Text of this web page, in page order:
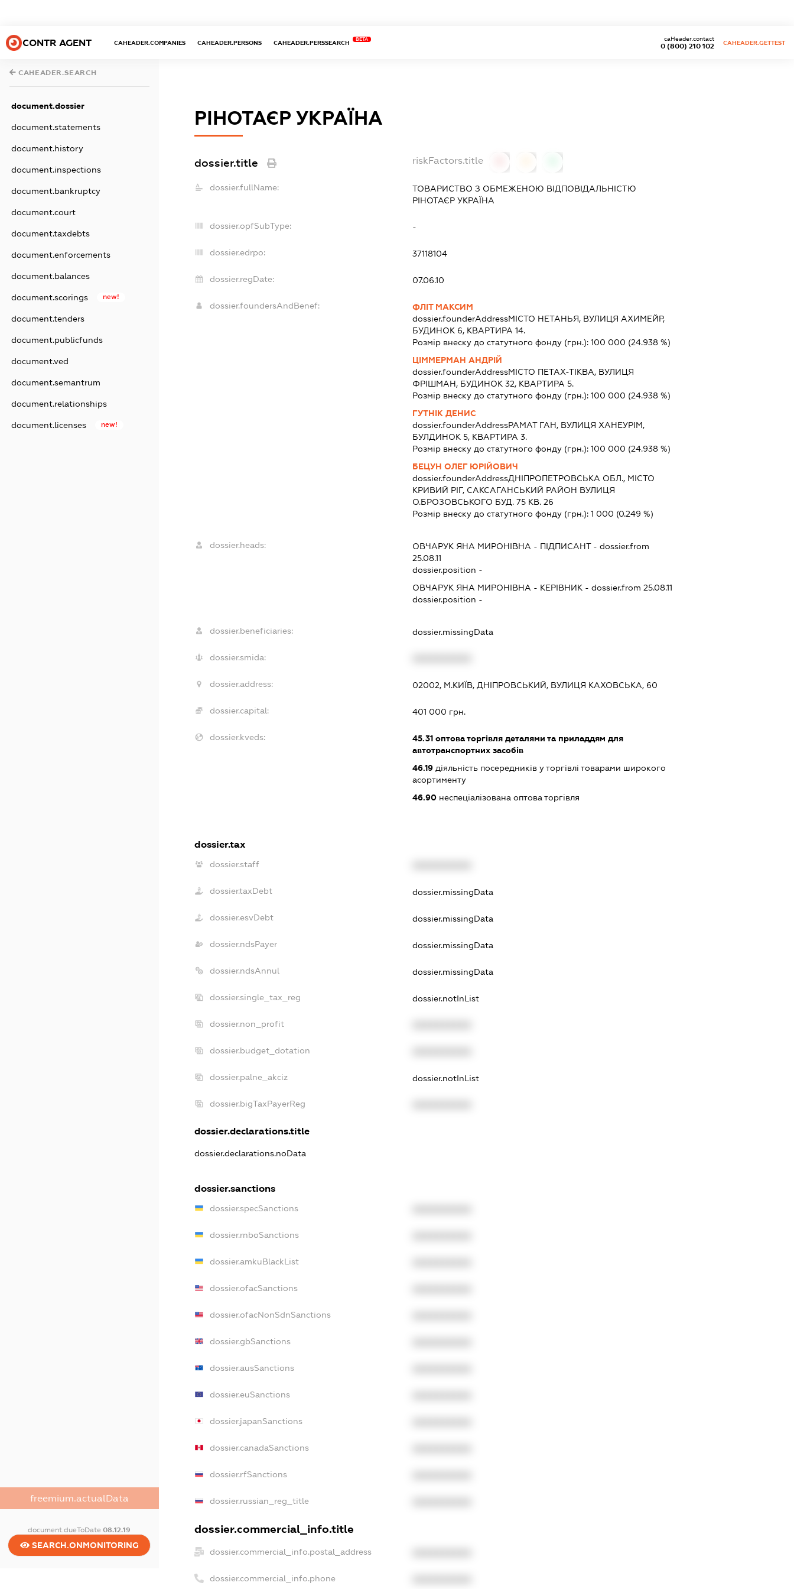
CONTR AGENT CAHEADER.COMPANIES CAHEADER.PERSONS CAHEADER.PERSSEARCH
BETA
0 (800) 210 102
caHeader.contact
CAHEADER.GETTEST
CAHEADER.SEARCH
document.dossier
document.statements
document.history
document.inspections
document.bankruptcy
document.court
document.taxdebts
document.enforcements
document.balances
document.scorings new!
document.tenders
document.publicfunds
document.ved
document.semantrum
document.relationships
document.licenses new!
freemium.actualData
document.dueToDate08.12.19
SEARCH.ONMONITORING
РІНОТАЄР УКРАЇНА
dossier.title riskFactors.title
dossier.fullName:
ТОВАРИСТВО З ОБМЕЖЕНОЮ ВІДПОВІДАЛЬНІСТЮ
РІНОТАЄР УКРАЇНА
dossier.opfSubType: -
dossier.edrpo: 37118104
dossier.regDate: 07.06.10
dossier.foundersAndBenef:
ФЛІТ МАКСИМ
dossier.founderAddressМІСТО НЕТАНЬЯ, ВУЛИЦЯ АХИМЕЙР,
БУДИНОК 6, КВАРТИРА 14.
Розмір внеску до статутного фонду (грн.):100 000 (24.938 %)
ЦІММЕРМАН АНДРІЙ
dossier.founderAddressМІСТО ПЕТАХ-ТІКВА, ВУЛИЦЯ
ФРІШМАН, БУДИНОК 32, КВАРТИРА 5.
Розмір внеску до статутного фонду (грн.):100 000 (24.938 %)
ГУТНІК ДЕНИС
dossier.founderAddressРАМАТ ГАН, ВУЛИЦЯ ХАНЕУРІМ,
БУЛДИНОК 5, КВАРТИРА 3.
Розмір внеску до статутного фонду (грн.):100 000 (24.938 %)
БЕЦУН ОЛЕГ ЮРІЙОВИЧ
dossier.founderAddressДНІПРОПЕТРОВСЬКА ОБЛ., МІСТО
КРИВИЙ РІГ, САКСАГАНСЬКИЙ РАЙОН ВУЛИЦЯ
О.БРОЗОВСЬКОГО БУД. 75 КВ. 26
Розмір внеску до статутного фонду (грн.):1 000 (0.249 %)
dossier.heads: ОВЧАРУК ЯНА МИРОНІВНА - ПІДПИСАНТ- dossier.from
25.08.11
dossier.position -
ОВЧАРУК ЯНА МИРОНІВНА - КЕРІВНИК - dossier.from 25.08.11
dossier.position -
dossier.beneficiaries: dossier.missingData
dossier.smida:
dossier.address: 02002, М.КИЇВ, ДНІПРОВСЬКИЙ, ВУЛИЦЯ КАХОВСЬКА, 60
dossier.capital: 401 000 грн.
dossier.kveds: 45.31 оптова торгівля деталями та приладдям для
автотранспортних засобів
46.19 діяльність посередників у торгівлі товарами широкого
асортименту
46.90 неспеціалізована оптова торгівля
dossier.tax
dossier.staff
dossier.taxDebt dossier.missingData
dossier.esvDebt dossier.missingData
dossier.ndsPayer dossier.missingData
dossier.ndsAnnul dossier.missingData
dossier.single_tax_reg dossier.notInList
dossier.non_profit
dossier.budget_dotation
dossier.palne_akciz dossier.notInList
dossier.bigTaxPayerReg
dossier.declarations.title
dossier.declarations.noData
dossier.sanctions
dossier.specSanctions
dossier.rnboSanctions
dossier.amkuBlackList
dossier.ofacSanctions
dossier.ofacNonSdnSanctions
dossier.gbSanctions
dossier.ausSanctions
dossier.euSanctions
dossier.japanSanctions
dossier.canadaSanctions
dossier.rfSanctions
dossier.russian_reg_title
dossier.commercial_info.title
dossier.commercial_info.postal_address
dossier.commercial_info.phone